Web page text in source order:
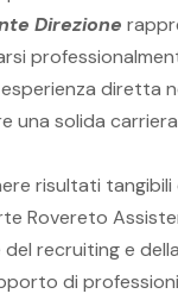
Direzione
diretta
una solida
risultati tangibili
Rovereto
recruiting e della
di